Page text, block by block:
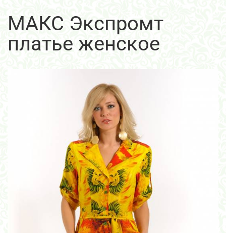
МАКС Экспромт
платье женское